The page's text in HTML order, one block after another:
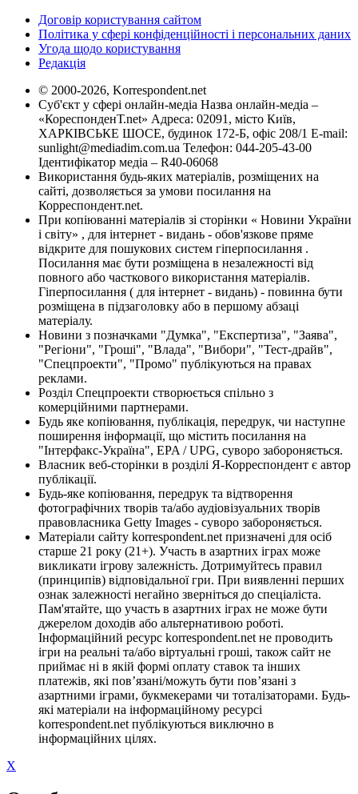
Договір користування сайтом
Політика у сфері конфіденційності і персональних даних
Угода щодо користування
Редакція
© 2000-2026, Korrespondent.net
Суб'єкт у сфері онлайн-медіа Назва онлайн-медіа –
«КореспонденТ.net» Адреса: 02091, місто Київ,
ХАРКІВСЬКЕ ШОСЕ, будинок 172-Б, офіс 208/1 E-mail:
sunlight@mediadim.com.ua Телефон: 044-205-43-00
Ідентифікатор медіа – R40-06068
Використання будь-яких матеріалів, розміщених на
сайті, дозволяється за умови посилання на
Корреспондент.net.
При копіюванні матеріалів зі сторінки « Новини України
і світу» , для інтернет - видань - обов'язкове пряме
відкрите для пошукових систем гіперпосилання .
Посилання має бути розміщена в незалежності від
повного або часткового використання матеріалів.
Гіперпосилання ( для інтернет - видань) - повинна бути
розміщена в підзаголовку або в першому абзаці
матеріалу.
Новини з позначками "Думка", "Експертиза", "Заява",
"Регіони", "Гроші", "Влада", "Вибори", "Тест-драйв",
"Спецпроекти", "Промо" публікуються на правах
реклами.
Розділ Спецпроекти створюється спільно з
комерційними партнерами.
Будь яке копіювання, публікація, передрук, чи наступне
поширення інформації, що містить посилання на
"Інтерфакс-Україна", EPA / UPG, суворо забороняється.
Власник веб-сторінки в розділі Я-Корреспондент є автор
публікації.
Будь-яке копіювання, передрук та відтворення
фотографічних творів та/або аудіовізуальних творів
правовласника Getty Images - суворо забороняється.
Матеріали сайту korrespondent.net призначені для осіб
старше 21 року (21+). Участь в азартних іграх може
викликати ігрову залежність. Дотримуйтесь правил
(принципів) відповідальної гри. При виявленні перших
ознак залежності негайно зверніться до спеціаліста.
Пам'ятайте, що участь в азартних іграх не може бути
джерелом доходів або альтернативою роботі.
Інформаційний ресурс korrespondent.net не проводить
ігри на реальні та/або віртуальні гроші, також сайт не
приймає ні в якій формі оплату ставок та інших
платежів, які пов’язані/можуть бути пов’язані з
азартними іграми, букмекерами чи тоталізаторами. Будь-
які матеріали на інформаційному ресурсі
korrespondent.net публікуються виключно в
інформаційних цілях.
X